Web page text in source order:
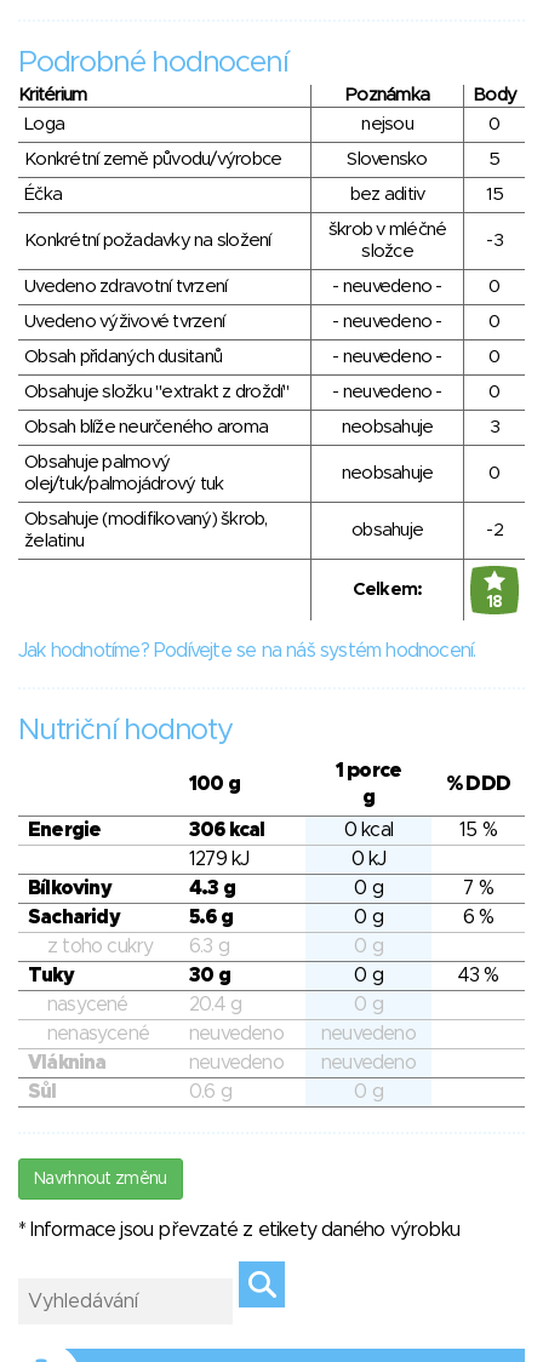
Podrobné hodnocení
Kritérium Poznámka
Body
Loga
nejsou
0
Konkrétní země původu/výrobce
Slovensko
5
Éčka
bez aditiv 15
Konkrétní požadavky na složení
škrob v mléčné
složce
-3
Uvedeno zdravotní tvrzení - neuvedeno -
0
Uvedeno výživové tvrzení
- neuvedeno -
0
Obsah přidaných dusitanů
- neuvedeno -
0
Obsahuje složku "extrakt z droždí"
- neuvedeno -
0
Obsah blíže neurčeného aroma
neobsahuje
3
Obsahuje palmový
olej/tuk/palmojádrový tuk
neobsahuje 0
Obsahuje (modifikovaný) škrob,
želatinu
obsahuje -2
Celkem:
18
Jak hodnotíme? Podívejte se na náš systém hodnocení.
Nutriční hodnoty
100 g
1 porce
g
% DDD
Energie 306 kcal 0 kcal
15 %
1279 kJ
0 kJ
Bílkoviny
4.3 g 0 g
7 %
Sacharidy
5.6 g 0 g
6 %
z toho cukry
6.3 g
0 g
Tuky
30 g 0 g
43 %
nasycené
20.4 g
0 g
nenasycené
neuvedeno
neuvedeno
Vláknina
neuvedeno
neuvedeno
Sůl
0.6 g 0 g
Navrhnout změnu
* Informace jsou převzaté z etikety daného výrobku